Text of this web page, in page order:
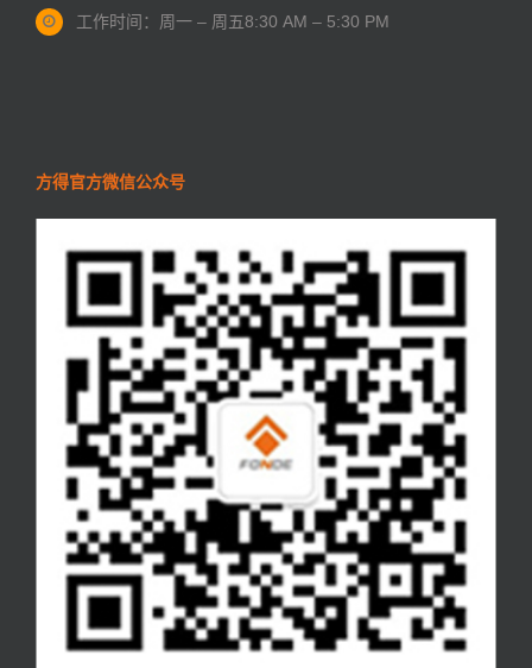
工作时间：周一 – 周五8:30 AM – 5:30 PM
方得官方微信公众号